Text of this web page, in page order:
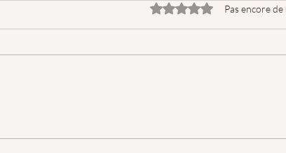
Noté 0 étoile sur 5.
Pas encore